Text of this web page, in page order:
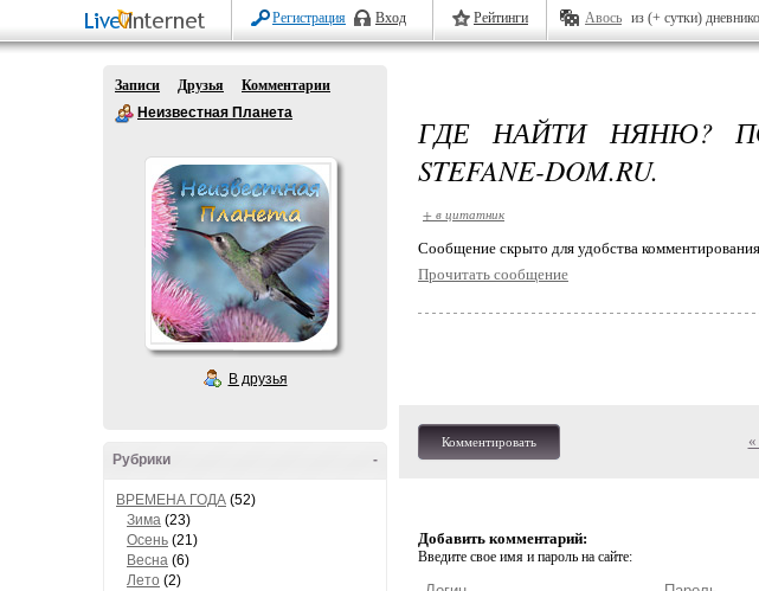
Регистрация Вход Рейтинги Авось из (+ сутки)
Записи Друзья
Комментарии
Неизвестная Планета
В друзья
-
Рубрики
ВРЕМЕНА ГОДА (52)
Зима (23)
Осень (21)
Весна (6)
Лето (2)
ГДЕ НАЙТИ НЯНЮ?
STEFANE-DOM.RU.
+ в цитатник
Cообщение скрыто для удобства
Прочитать сообщение
Комментировать
Добавить комментарий:
Введите свое имя и пароль на сайте: